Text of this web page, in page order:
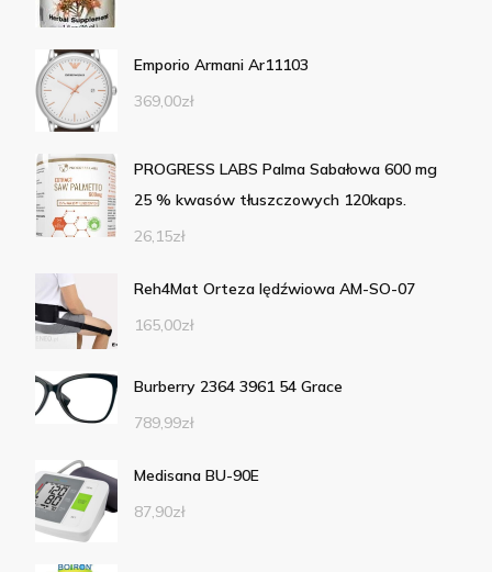
Emporio Armani Ar11103
369,00zł
PROGRESS LABS Palma Sabałowa 600 mg
25 % kwasów tłuszczowych 120kaps.
26,15zł
Reh4Mat Orteza lędźwiowa AM-SO-07
165,00zł
Burberry 2364 3961 54 Grace
789,99zł
Medisana BU-90E
87,90zł